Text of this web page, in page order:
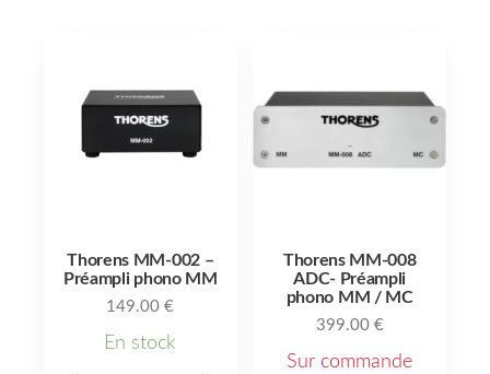
Thorens MM-002 –
Préampli phono MM
149.00€
En stock
Thorens MM-008
ADC- Préampli
phono MM / MC
399.00 €
Sur commande